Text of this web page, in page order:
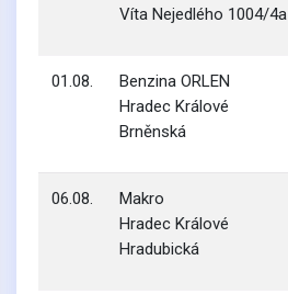
Víta Nejedlého 1004/4a
01.08.
Benzina ORLEN
Hradec Králové
Brněnská
06.08.
Makro
Hradec Králové
Hradubická